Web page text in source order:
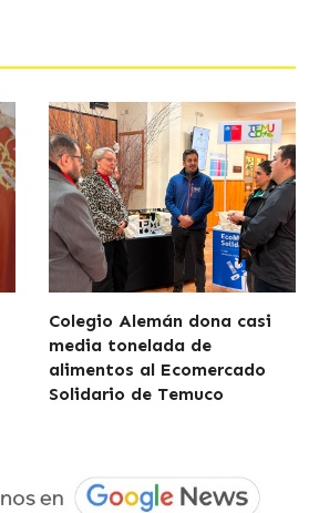
Colegio Alemán dona casi
media tonelada de
alimentos al Ecomercado
Solidario de Temuco